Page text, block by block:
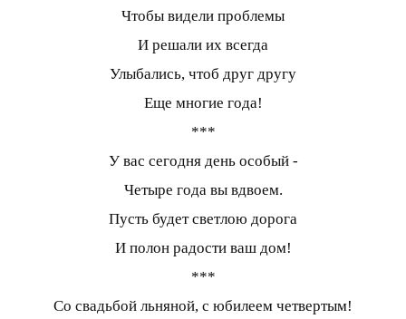
Чтобы видели проблемы
И решали их всегда
Улыбались, чтоб друг другу
Еще многие года!
***
У вас сегодня день особый -
Четыре года вы вдвоем.
Пусть будет светлою дорога
И полон радости ваш дом!
***
Со свадьбой льняной, с юбилеем четвертым!